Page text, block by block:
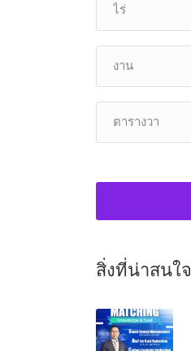
สิ่งที่น่าสนใจ